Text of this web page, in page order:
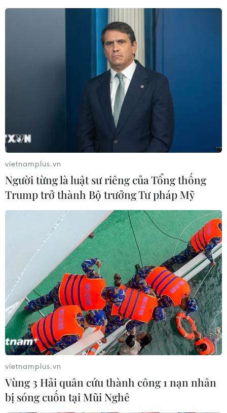
vietnamplus.vn
Người từng là luật sư riêng của Tổng thống
Trump trở thành Bộ trưởng Tư pháp Mỹ
vietnamplus.vn
Vùng 3 Hải quân cứu thành công 1 nạn nhân
bị sóng cuốn tại Mũi Nghê